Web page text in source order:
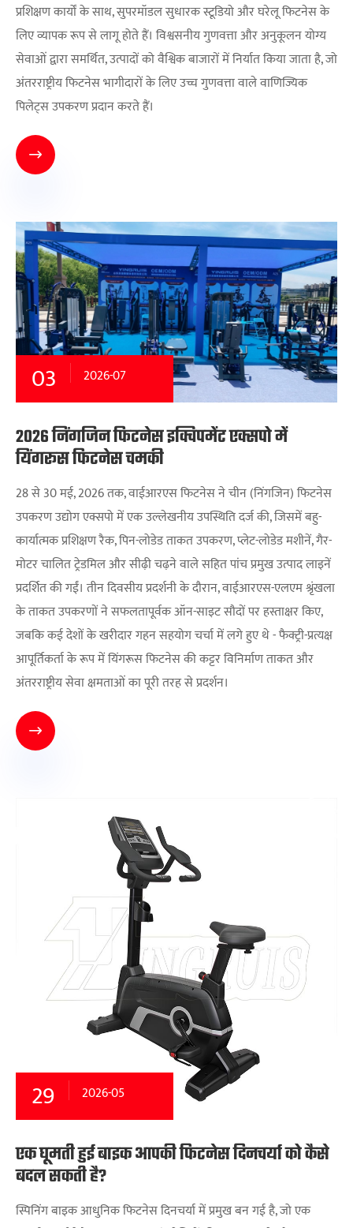
प्रशिक्षण कार्यों के साथ, सुपरमॉडल सुधारक स्टूडियो और घरेलू फिटनेस के
लिए व्यापक रूप से लागू होते हैं। विश्वसनीय गुणवत्ता और अनुकूलन योग्य
सेवाओं द्वारा समर्थित, उत्पादों को वैश्विक बाजारों में निर्यात किया जाता है, जो
अंतरराष्ट्रीय फिटनेस भागीदारों के लिए उच्च गुणवत्ता वाले वाणिज्यिक
पिलेट्स उपकरण प्रदान करते हैं।

03 2026-07
2026 निंगजिन फिटनेस इक्विपमेंट एक्सपो में
यिंगरूस फिटनेस चमकी
28 से 30 मई, 2026 तक, वाईआरएस फिटनेस ने चीन (निंगजिन) फिटनेस
उपकरण उद्योग एक्सपो में एक उल्लेखनीय उपस्थिति दर्ज की, जिसमें बहु-
कार्यात्मक प्रशिक्षण रैक, पिन-लोडेड ताकत उपकरण, प्लेट-लोडेड मशीनें, गैर-
मोटर चालित ट्रेडमिल और सीढ़ी चढ़ने वाले सहित पांच प्रमुख उत्पाद लाइनें
प्रदर्शित की गईं। तीन दिवसीय प्रदर्शनी के दौरान, वाईआरएस-एलएम श्रृंखला
के ताकत उपकरणों ने सफलतापूर्वक ऑन-साइट सौदों पर हस्ताक्षर किए,
जबकि कई देशों के खरीदार गहन सहयोग चर्चा में लगे हुए थे - फैक्ट्री-प्रत्यक्ष
आपूर्तिकर्ता के रूप में यिंगरूस फिटनेस की कट्टर विनिर्माण ताकत और
अंतरराष्ट्रीय सेवा क्षमताओं का पूरी तरह से प्रदर्शन।

29 2026-05
एक घूमती हुई बाइक आपकी फिटनेस दिनचर्या को कैसे
बदल सकती है?
स्पिनिंग बाइक आधुनिक फिटनेस दिनचर्या में प्रमुख बन गई है, जो एक